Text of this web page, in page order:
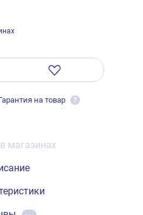
на товар ?
магазинах